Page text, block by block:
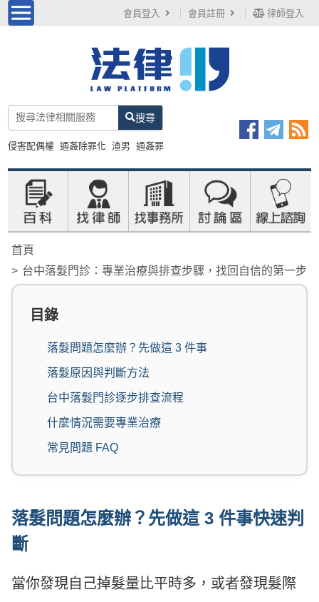
會員登入 會員註冊 律師登入
搜尋
侵害配偶權 通姦除罪化 渣男 通姦罪
首頁
台中落髮門診：專業治療與排查步驟，找回自信的第一步
目錄
落髮問題怎麼辦？先做這 3 件事
落髮原因與判斷方法
台中落髮門診逐步排查流程
什麼情況需要專業治療
常見問題 FAQ
落髮問題怎麼辦？先做這 3 件事快速判
斷
當你發現自己掉髮量比平時多，或者發現髮際